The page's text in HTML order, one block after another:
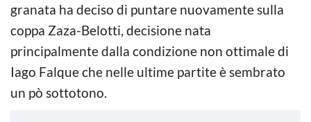
granata ha deciso di puntare nuovamente sulla
coppa Zaza-Belotti, decisione nata
principalmente dalla condizione non ottimale di
Iago Falque che nelle ultime partite è sembrato
un pò sottotono.